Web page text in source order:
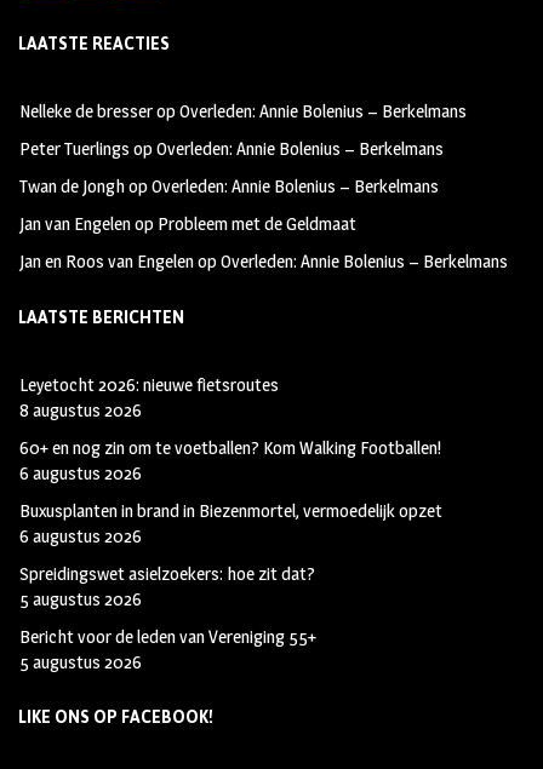
b
oo
k
ag
m
tt
LAATSTE REACTIES
Nelleke de bresseropOverleden: Annie Bolenius – Berkelmans
Peter Tuerlings opOverleden: Annie Bolenius – Berkelmans
Twan de JonghopOverleden: Annie Bolenius – Berkelmans
Jan van Engelenop Probleem met de Geldmaat
Jan en Roos van EngelenopOverleden: Annie Bolenius – Berkelmans
LAATSTE BERICHTEN
Leyetocht 2026: nieuwe fietsroutes
8 augustus 2026
60+ en nog zin om te voetballen? Kom Walking Footballen!
6 augustus 2026
Buxusplanten in brand in Biezenmortel, vermoedelijk opzet
6 augustus 2026
Spreidingswet asielzoekers: hoe zit dat?
5 augustus 2026
Bericht voor de leden van Vereniging 55+
5 augustus 2026
LIKE ONS OP FACEBOOK!